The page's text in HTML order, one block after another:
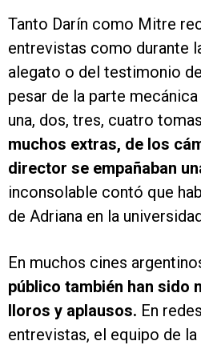
Tanto Darín como Mitre
entrevistas como durante
alegato o del testimonio
pesar de la parte
una, dos, tres, cuatro
muchos extras, de los
director se empañaban
inconsolable contó que
de Adriana en la
En muchos cines
público también han sido
lloros y aplausos. En
entrevistas, el equipo de